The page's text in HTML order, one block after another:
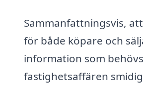
Sammanfattningsvis,
för både köpare och
information som
fastighetsaffären